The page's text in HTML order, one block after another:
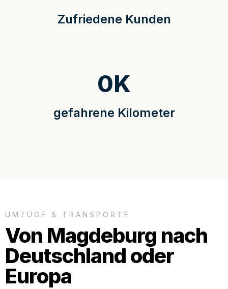
Zufriedene Kunden
gefahrene Kilometer
0K
UMZÜGE & TRANSPORTE
Von Magdeburg nach
Deutschland oder
Europa